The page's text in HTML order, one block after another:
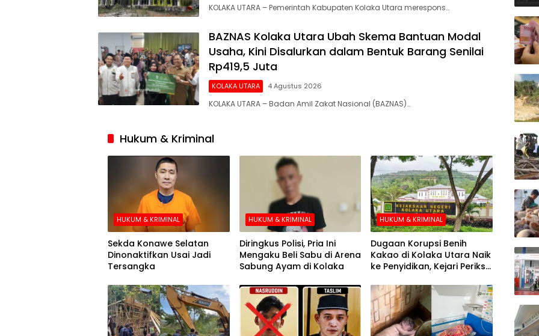
KOLAKA UTARA – Pemerintah Kabupaten Kolaka Utara merespons…
BAZNAS Kolaka Utara Ubah Skema Bantuan Modal
Usaha, Kini Disalurkan dalam Bentuk Barang Senilai
Rp419,5 Juta
KOLAKA UTARA 4 Agustus 2026
KOLAKA UTARA – Badan Amil Zakat Nasional (BAZNAS)…
Hukum & Kriminal
HUKUM & KRIMINAL
Sekda Konawe Selatan
Dinonaktifkan Usai Jadi
Tersangka
HUKUM & KRIMINAL
Diringkus Polisi, Pria Ini
Mengaku Beli Sabu di Arena
Sabung Ayam di Kolaka
HUKUM & KRIMINAL
Dugaan Korupsi Benih
Kakao di Kolaka Utara Naik
ke Penyidikan, Kejari Periksa